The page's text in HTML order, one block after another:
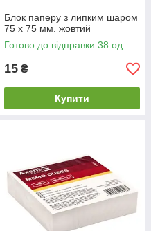
Блок паперу з липким шаром
75 х 75 мм. жовтий
Готово до відправки 38 од.
15 ₴
Купити